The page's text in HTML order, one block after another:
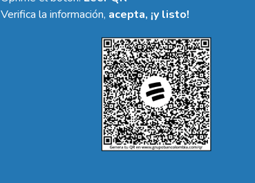
Verifica la información, acepta, ¡y listo!